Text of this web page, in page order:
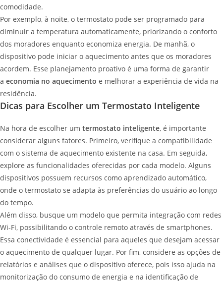
comodidade.
Por exemplo, à noite, o termostato pode ser programado para
diminuir a temperatura automaticamente, priorizando o conforto
dos moradores enquanto economiza energia. De manhã, o
dispositivo pode iniciar o aquecimento antes que os moradores
acordem. Esse planejamento proativo é uma forma de garantir
a economia no aquecimento e melhorar a experiência de vida na
residência.
Dicas para Escolher um Termostato Inteligente
Na hora de escolher um termostato inteligente, é importante
considerar alguns fatores. Primeiro, verifique a compatibilidade
com o sistema de aquecimento existente na casa. Em seguida,
explore as funcionalidades oferecidas por cada modelo. Alguns
dispositivos possuem recursos como aprendizado automático,
onde o termostato se adapta às preferências do usuário ao longo
do tempo.
Além disso, busque um modelo que permita integração com redes
Wi-Fi, possibilitando o controle remoto através de smartphones.
Essa conectividade é essencial para aqueles que desejam acessar
o aquecimento de qualquer lugar. Por fim, considere as opções de
relatórios e análises que o dispositivo oferece, pois isso ajuda na
monitorização do consumo de energia e na identificação de